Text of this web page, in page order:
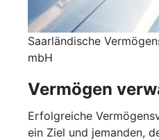
Saarländische
mbH
Vermögen
Erfolgreiche
ein Ziel und jemanden,